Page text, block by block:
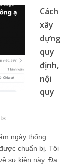
Cách
xây
dựng
quy
định,
nội
quy
ngày thống
chuẩn bị. Tôi
sự kiện này. Đa